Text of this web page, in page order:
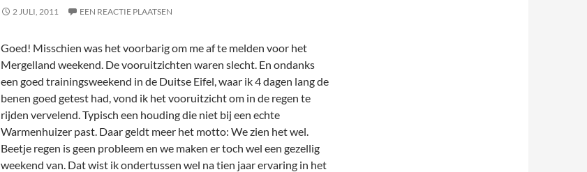
2 JULI, 2011 EEN REACTIE PLAATSEN
Goed! Misschien was het voorbarig om me af te melden voor het
Mergelland weekend. De vooruitzichten waren slecht. En ondanks
een goed trainingsweekend in de Duitse Eifel, waar ik 4 dagen lang de
benen goed getest had, vond ik het vooruitzicht om in de regen te
rijden vervelend. Typisch een houding die niet bij een echte
Warmenhuizer past. Daar geldt meer het motto: We zien het wel.
Beetje regen is geen probleem en we maken er toch wel een gezellig
weekend van. Dat wist ik ondertussen wel na tien jaar ervaring in het